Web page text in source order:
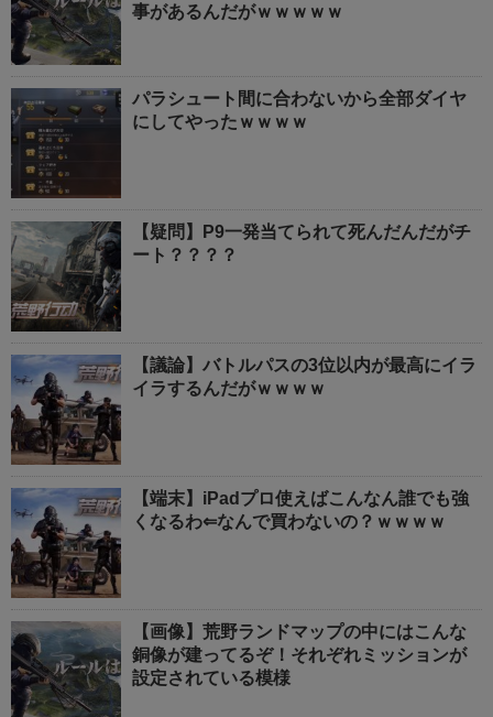
事があるんだがｗｗｗｗｗ
パラシュート間に合わないから全部ダイヤ
にしてやったｗｗｗｗ
【疑問】P9一発当てられて死んだんだがチ
ート？？？？
【議論】バトルパスの3位以内が最高にイラ
イラするんだがｗｗｗｗ
【端末】iPadプロ使えばこんなん誰でも強
くなるわ⇐なんで買わないの？ｗｗｗｗ
【画像】荒野ランドマップの中にはこんな
銅像が建ってるぞ！それぞれミッションが
設定されている模様